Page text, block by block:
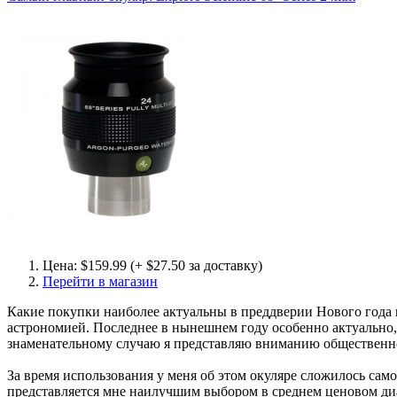
Цена: $159.99 (+ $27.50 за доставку)
Перейти в магазин
Какие покупки наиболее актуальны в преддверии Нового
астрономией. Последнее в нынешнем году особенно
знаменательному случаю я представляю вниманию
За время использования у меня об этом окуляре сложилось
представляется мне наилучшим выбором в среднем ценовом